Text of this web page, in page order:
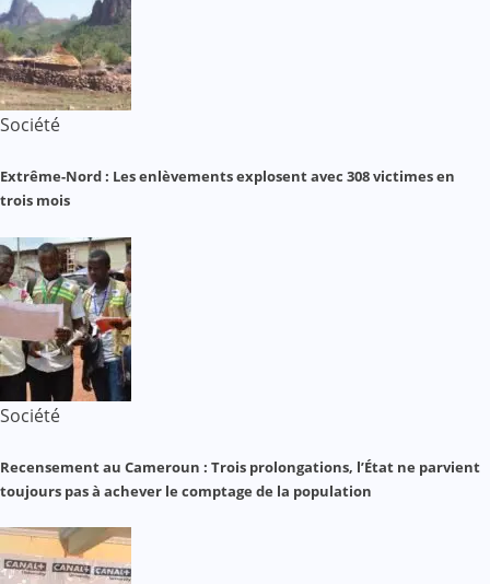
Société
Extrême-Nord : Les enlèvements explosent avec 308 victimes en
trois mois
Société
Recensement au Cameroun : Trois prolongations, l’État ne parvient
toujours pas à achever le comptage de la population